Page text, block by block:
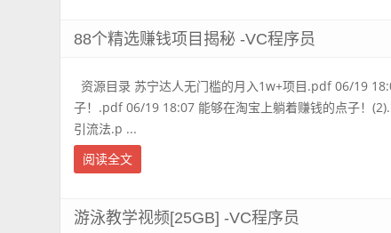
88个精选赚钱项目揭秘 -VC程序员
资源目录 苏宁达人无门槛的月入1w+项目.pdf 06/19
子！.pdf 06/19 18:07 能够在淘宝上躺着赚钱的点子！
引流法.p ...
阅读全文
游泳教学视频[25GB] -VC程序员